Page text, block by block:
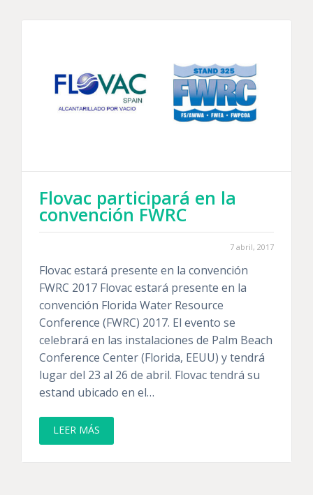
Flovac participará en la
convención FWRC
7 abril, 2017
Flovac estará presente en la convención
FWRC 2017 Flovac estará presente en la
convención Florida Water Resource
Conference (FWRC) 2017. El evento se
celebrará en las instalaciones de Palm Beach
Conference Center (Florida, EEUU) y tendrá
lugar del 23 al 26 de abril. Flovac tendrá su
estand ubicado en el…
LEER MÁS